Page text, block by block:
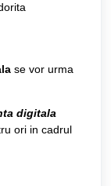
se vor urma
digitala
ori in cadrul